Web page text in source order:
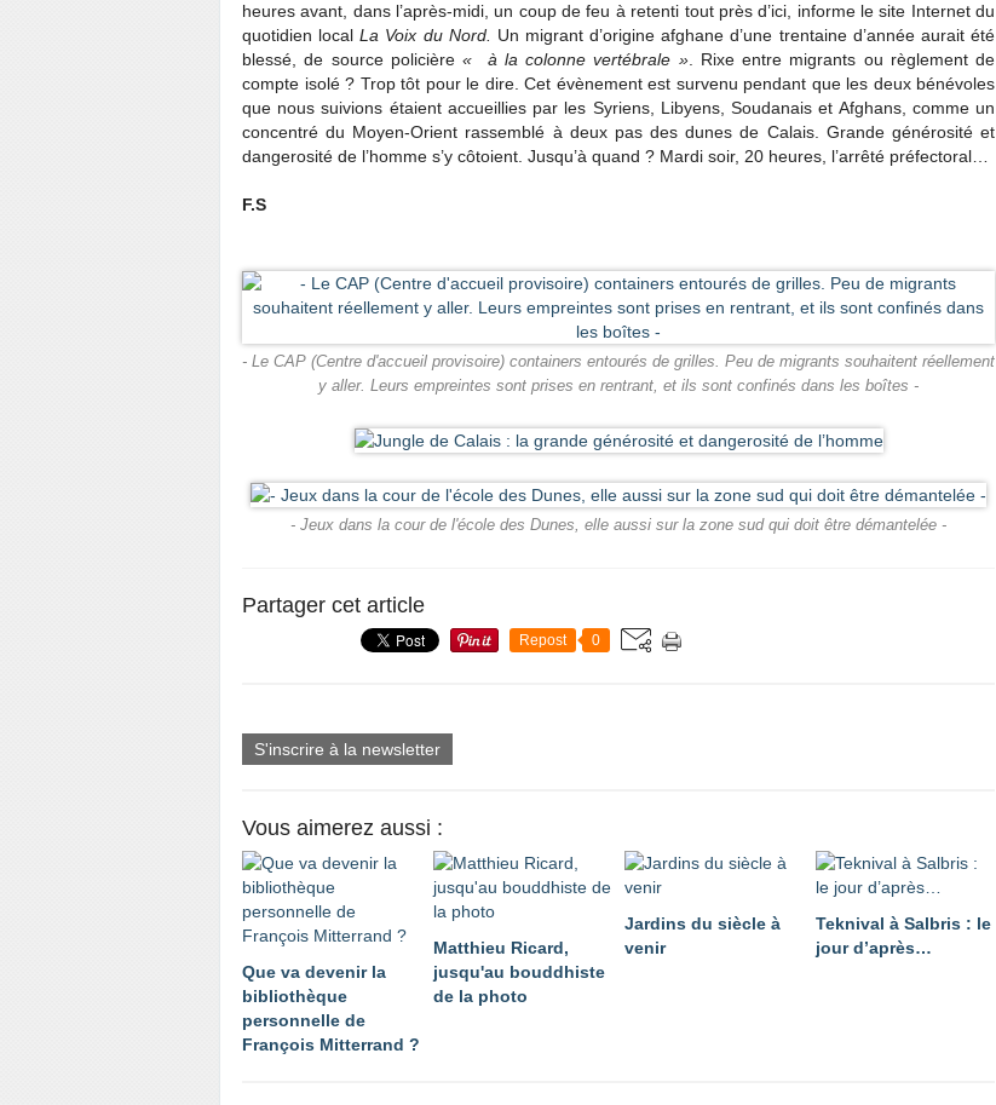
heures avant, dans l’après-midi, un coup de feu à retenti tout près d’ici, informe le site Internet du
quotidien localLa Voix du Nord. Un migrant d’origine afghane d’une trentaine d’année aurait été
blessé, de source policière « à la colonne vertébrale ». Rixe entre migrants ou règlement de
compte isolé ? Trop tôt pour le dire. Cet évènement est survenu pendant que les deux bénévoles
que nous suivions étaient accueillies par les Syriens, Libyens, Soudanais et Afghans, comme un
concentré du Moyen-Orient rassemblé à deux pas des dunes de Calais. Grande générosité et
dangerosité de l’homme s’y côtoient. Jusqu’à quand ? Mardi soir, 20 heures, l’arrêté préfectoral…
F.S
- Le CAP (Centre d'accueil provisoire) containers entourés de grilles. Peu de migrants souhaitent réellement
y aller. Leurs empreintes sont prises en rentrant, et ils sont confinés dans les boîtes -
- Jeux dans la cour de l'école des Dunes, elle aussi sur la zone sud qui doit être démantelée -
Partager cet article
Repost 0
S'inscrire à la newsletter
Vous aimerez aussi :
Que va devenir la
bibliothèque
personnelle de
François Mitterrand ?
Matthieu Ricard,
jusqu'au bouddhiste
de la photo
Jardins du siècle à
venir
Teknival à Salbris : le
jour d’après…